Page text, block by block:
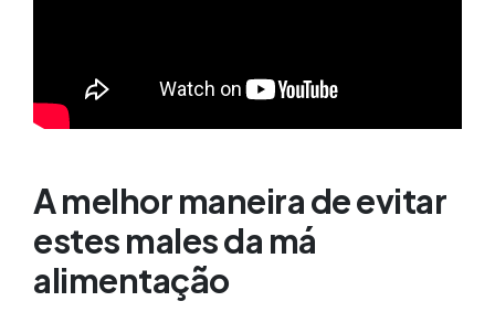
A melhor maneira de evitar
estes males da má
alimentação